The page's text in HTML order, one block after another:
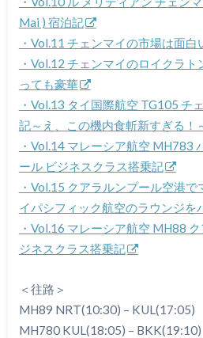
Mai ) 宿泊記
・Vol.11 チェンマイの市場は面白
・Vol.12 チェンマイのロイクラ
っても豪華
・Vol.13 タイ国際航空 TG105 チ
記～え、この機内食斬新すぎる！
・Vol.14 マレーシア航空 MH783
ール ビジネスクラス搭乗記
・Vol.15 クアラルンプール空港
イパシフィック航空のラウンジを
・Vol.16 マレーシア航空 MH88
ジネスクラス搭乗記
＜往路＞
MH89 NRT(10:30) – KUL(17:05)
MH780 KUL(18:05) – BKK(19:10)